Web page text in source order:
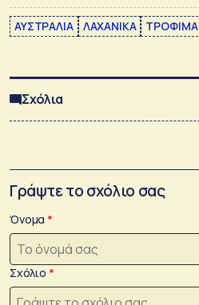
ΑΥΣΤΡΑΛΙΑ ΛΑΧΑΝΙΚΑ ΤΡΟΦΙΜΑ
Σχόλια
Γράψτε το σχόλιο σας
Όνομα
Σχόλιο